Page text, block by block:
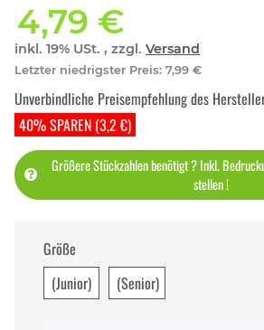
4,79 €
inkl. 19% USt. , zzgl. Versand
Letzter niedrigster Preis: 7,99 €
40% SPAREN (3,2 €)
Unverbindliche Preisempfehlung des
Größere Stückzahlen benötigt ? Inkl.
stellen !
Größe
(Junior)
(Senior)